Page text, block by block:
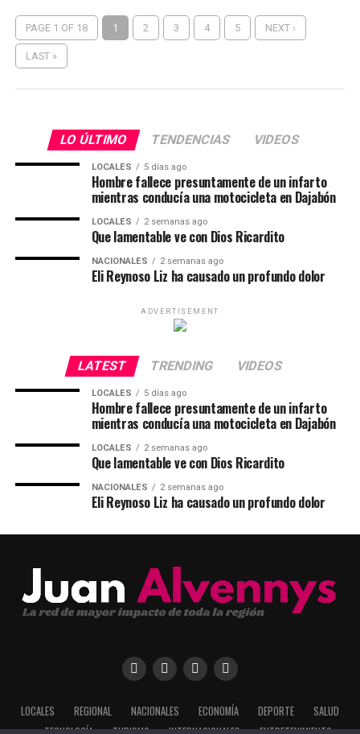
PAGE 1 OF 18 1 2 3 4 5 NEXT ›
LAST »
LO ÚLTIMO TENDENCIAS VIDEOS
LOCALES 5 días ago
Hombre fallece presuntamente de un infarto
mientras conducía una motocicleta en Dajabón
LOCALES 2 semanas ago
Que lamentable ve con Dios Ricardito
NACIONALES 2 semanas ago
Eli Reynoso Liz ha causado un profundo dolor
ADVERTISEMENT
LATEST TRENDING VIDEOS
LOCALES 5 días ago
Hombre fallece presuntamente de un infarto
mientras conducía una motocicleta en Dajabón
LOCALES 2 semanas ago
Que lamentable ve con Dios Ricardito
NACIONALES 2 semanas ago
Eli Reynoso Liz ha causado un profundo dolor
LOCALES REGIONAL NACIONALES ECONOMÍA DEPORTE
SALUD